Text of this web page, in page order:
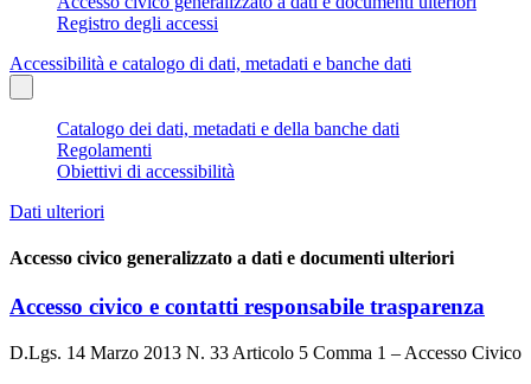
Registro degli accessi
Accessibilità e catalogo di dati, metadati e banche dati
Catalogo dei dati, metadati e della banche dati
Regolamenti
Obiettivi di accessibilità
Dati ulteriori
Accesso civico generalizzato a dati e documenti ulteriori
Accesso civico e contatti responsabile trasparenza
D.Lgs. 14 Marzo 2013 N. 33 Articolo 5 Comma 1 – Accesso Civico